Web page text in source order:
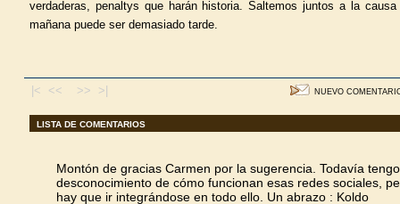
verdaderas, penaltys que harán historia. Saltemos juntos a la
mañana puede ser demasiado tarde.
|< << >> >| NUEVO
LISTA DE COMENTARIOS
Montón de gracias Carmen por la sugerencia. Todavía
desconocimiento de cómo funcionan esas redes sociales,
hay que ir integrándose en todo ello. Un abrazo : Koldo